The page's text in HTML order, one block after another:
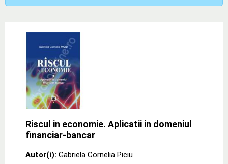
Riscul in economie. Aplicatii in domeniul
financiar-bancar
Autor(i): Gabriela Cornelia Piciu